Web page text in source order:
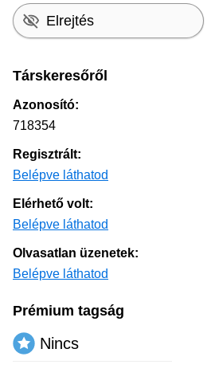
Elrejtés
Társkeresőről
Azonosító:
718354
Regisztrált:
Belépve láthatod
Elérhető volt:
Belépve láthatod
Olvasatlan üzenetek:
Belépve láthatod
Prémium tagság
Nincs